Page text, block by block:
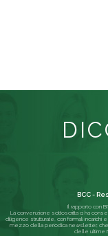
Il rapporto con
La convenzione sottoscritta ci ha
diligence strutturate, con formali
mezzo della periodica newsletter,
delle ultime
BCC -